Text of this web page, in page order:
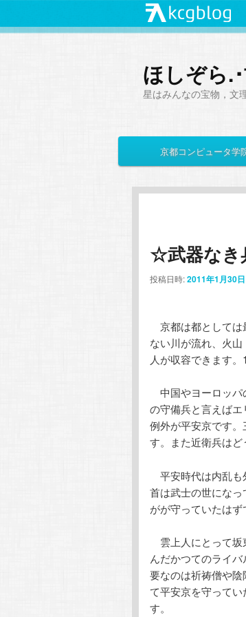
ほしぞら.
星はみんなの宝物，文
イ
メ
イ
コ
ン
テ
ン
ツ
へ
動
サ
ブ
ン
テ
ン
ツ
へ
移
京都コンピュータ学
☆武器なき
投稿日時:2011年1月30日
京都は都としては
ない川が流れ、火
人が収容できます。
中国やヨーロッパ
の守備兵と言えば
例外が平安京です
す。また近衛兵はど
平安時代は内乱も
首は武士の世にな
がが守っていたはず
雲上人にとって坂
んだかつてのライ
要なのは祈祷僧や
て平安京を守って
す。